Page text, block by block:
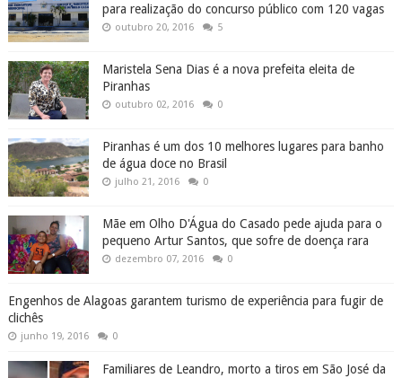
para realização do concurso público com 120 vagas
outubro 20, 2016 5
Maristela Sena Dias é a nova prefeita eleita de
Piranhas
outubro 02, 2016 0
Piranhas é um dos 10 melhores lugares para banho
de água doce no Brasil
julho 21, 2016 0
Mãe em Olho D'Água do Casado pede ajuda para o
pequeno Artur Santos, que sofre de doença rara
dezembro 07, 2016 0
Engenhos de Alagoas garantem turismo de experiência para fugir de
clichês
junho 19, 2016 0
Familiares de Leandro, morto a tiros em São José da